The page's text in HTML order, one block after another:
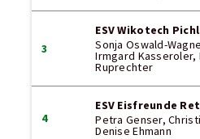
3
ESV Wikotech
Sonja Oswald-
Irmgard Kasseroler,
Ruprechter
4
ESV Eisfreunde
Petra Genser,
Denise Ehmann